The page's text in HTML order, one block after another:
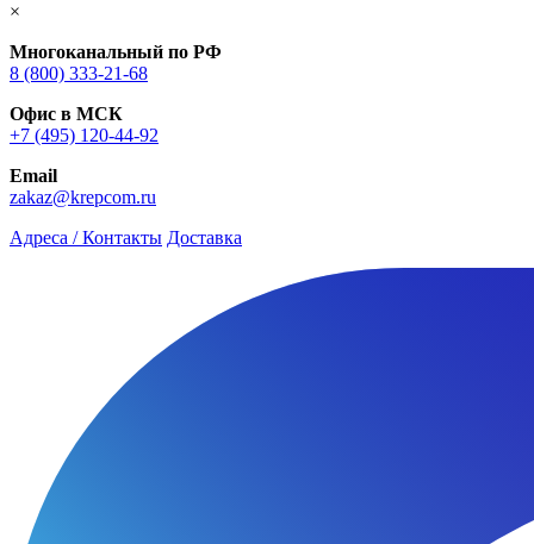
×
Многоканальный по РФ
8 (800) 333‑21-68
Офис в МСК
+7 (495) 120-44-92
Email
zakaz@krepcom.ru
Адреса / Контакты Доставка